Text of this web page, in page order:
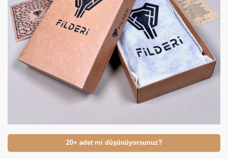
20+ adet mi düşünüyorsunuz?